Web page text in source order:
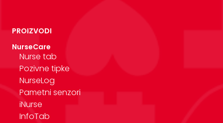
PROIZVODI
NurseCare
Nurse tab
Pozivne tipke
NurseLog
Pametni senzori
iNurse
InfoTab